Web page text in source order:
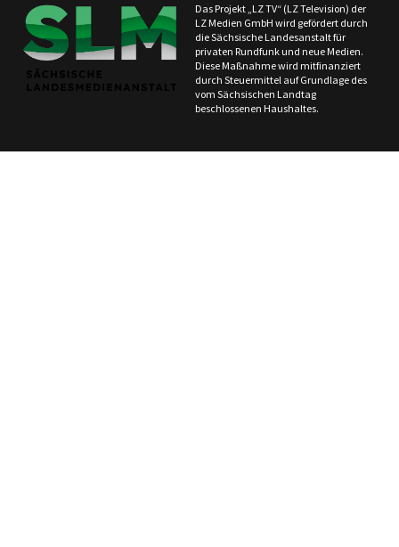
Das Projekt „LZ TV“ (LZ Television) der
LZ Medien GmbH wird gefördert durch
die Sächsische Landesanstalt für
privaten Rundfunk und neue Medien.
Diese Maßnahme wird mitfinanziert
durch Steuermittel auf Grundlage des
vom Sächsischen Landtag
beschlossenen Haushaltes.